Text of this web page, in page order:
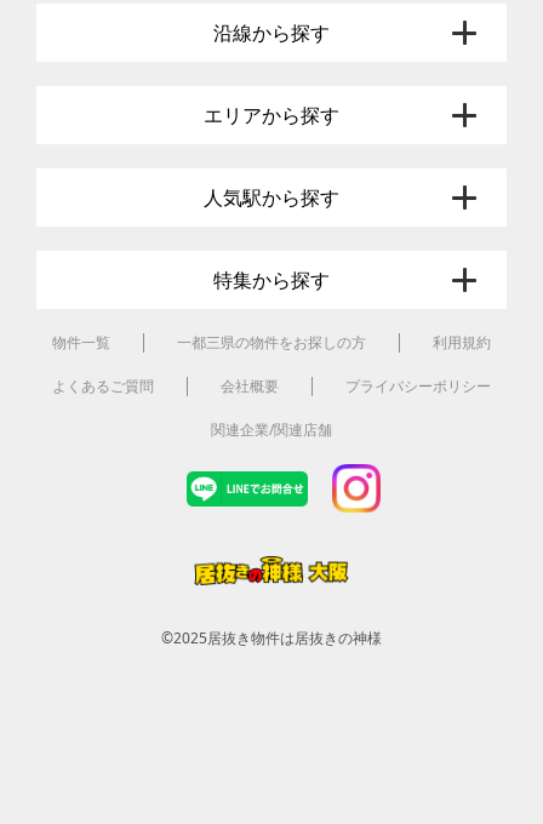
沿線から探す
エリアから探す
人気駅から探す
特集から探す
物件一覧 一都三県の物件をお探しの方 利用規約
よくあるご質問 会社概要 プライバシーポリシー
関連企業/関連店舗
©2025居抜き物件は居抜きの神様